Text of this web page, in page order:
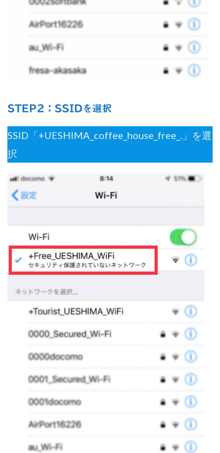
STEP2：SSIDを選択
SSID「+UESHIMA_coffee_house_free_.」を選
択